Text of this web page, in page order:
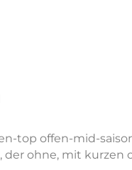
top offen-mid-
der ohne, mit